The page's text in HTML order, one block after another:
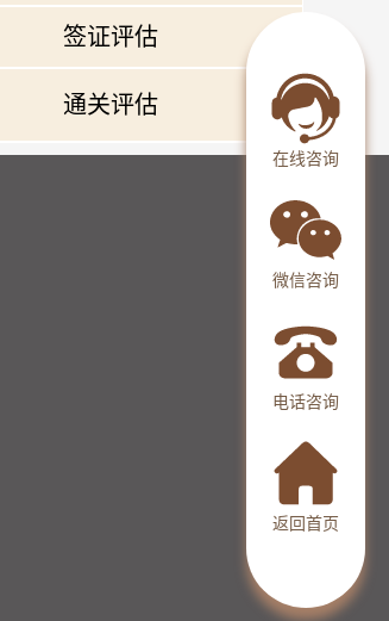
签证评估
通关评估
在线咨询
微信咨询
电话咨询
返回首页